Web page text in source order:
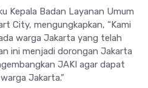
Kepala Badan Layanan Umum
City, mengungkapkan, “Kami
warga Jakarta yang telah
ini menjadi dorongan Jakarta
JAKI agar dapat
Jakarta.”